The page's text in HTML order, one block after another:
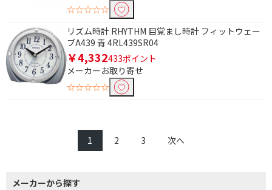
☆☆☆☆☆
リズム時計 RHYTHM 目覚まし時計 フィットウェー
ブA439 青 4RL439SR04
￥4,332433ポイント
メーカーお取り寄せ
☆☆☆☆☆
1 2 3 次へ
メーカーから探す